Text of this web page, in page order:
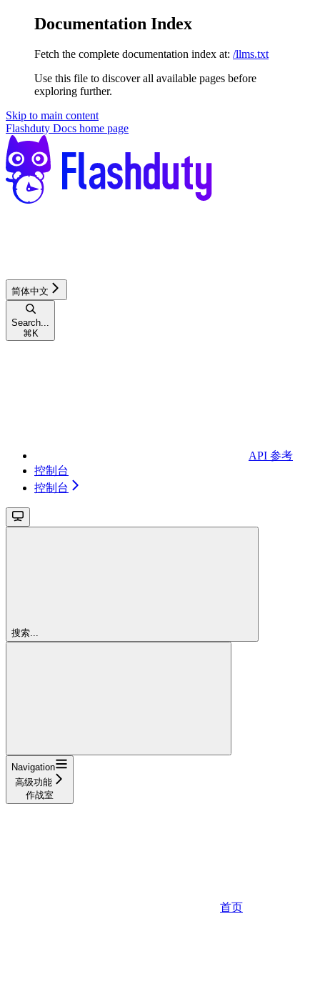
Documentation Index
Fetch the complete documentation index at: /llms.txt
Use this file to discover all available pages before
exploring further.
Skip to main content
Flashduty Docs home page
简体中文
Search...
⌘ K
API 参考
控制台
控制台
搜索...
Navigation
高级功能
作战室
首页